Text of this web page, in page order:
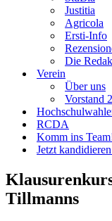
Justitia
Agricola
Ersti-Info
Die
Verein
Über uns
Vorstand
RCDA
Komm ins
Jetzt
Tillmanns